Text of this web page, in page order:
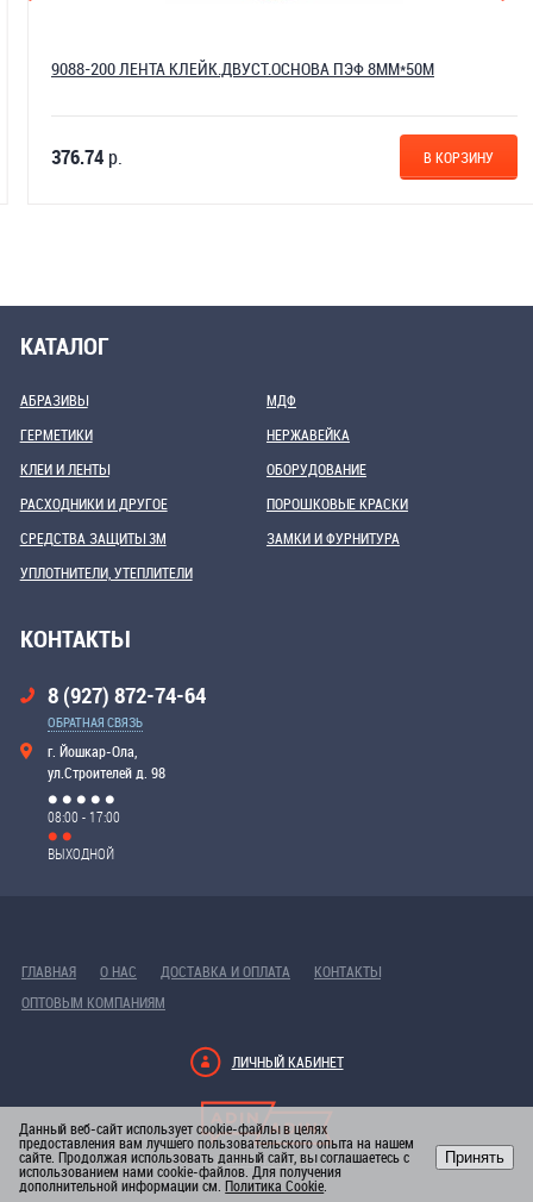
9088-200 ЛЕНТА КЛЕЙК.ДВУСТ.ОСНОВА ПЭФ 8ММ*50М
376.74р. В КОРЗИНУ
КАТАЛОГ
АБРАЗИВЫ
ГЕРМЕТИКИ
КЛЕИ И ЛЕНТЫ
МДФ
НЕРЖАВЕЙКА
ОБОРУДОВАНИЕ
РАСХОДНИКИ И ДРУГОЕ
СРЕДСТВА ЗАЩИТЫ 3М
УПЛОТНИТЕЛИ, УТЕПЛИТЕЛИ
ПОРОШКОВЫЕ КРАСКИ
ЗАМКИ И ФУРНИТУРА
КОНТАКТЫ
8 (927) 872-74-64
ОБРАТНАЯ СВЯЗЬ
г. Йошкар-Ола,
ул.Строителей д. 98
08:00 - 17:00
ВЫХОДНОЙ
ГЛАВНАЯ О НАС ДОСТАВКА И ОПЛАТА
КОНТАКТЫ
ОПТОВЫМ КОМПАНИЯМ
ЛИЧНЫЙ КАБИНЕТ
РАЗРАБОТКА САЙТА
Данный веб-сайт использует cookie-файлы в целях
предоставления вам лучшего пользовательского опыта на нашем
сайте. Продолжая использовать данный сайт, вы соглашаетесь с
использованием нами cookie-файлов. Для получения
дополнительной информации см.Политика Cookie
Принять